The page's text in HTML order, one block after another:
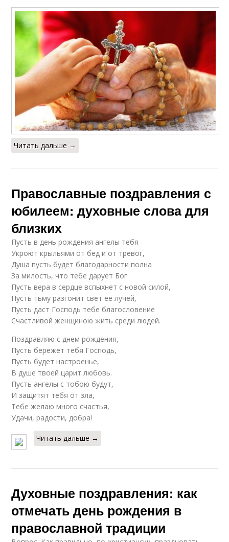
Читать дальше →
Православные поздравления с
юбилеем: духовные слова для
близких
Пусть в день рождения ангелы тебя
Укроют крыльями от бед и от тревог,
Душа пусть будет благодарности полна
За милость, что тебе дарует Бог.
Пусть вера в сердце вспыхнет с новой силой,
Пусть тьму разгонит свет ее лучей,
Пусть даст Господь тебе благословение
Счастливой женщиною жить среди людей.
Поздравляю с днем рождения,
Пусть бережет тебя Господь,
Пусть будет настроенье,
В душе твоей царит любовь.
Пусть ангелы с тобою будут,
И защитят тебя от зла,
Тебе желаю много счастья,
Удачи, радости, добра!
Читать дальше →
Духовные поздравления: как
отмечать день рождения в
православной традиции